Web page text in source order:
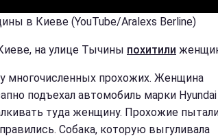
в Киеве (YouTube/Aralexs Berline)
на улице Тычины похитили
у многочисленных прохожих. Женщина
подъехал автомобиль марки
туда женщину. Прохожие
Собака, которую выгуливала